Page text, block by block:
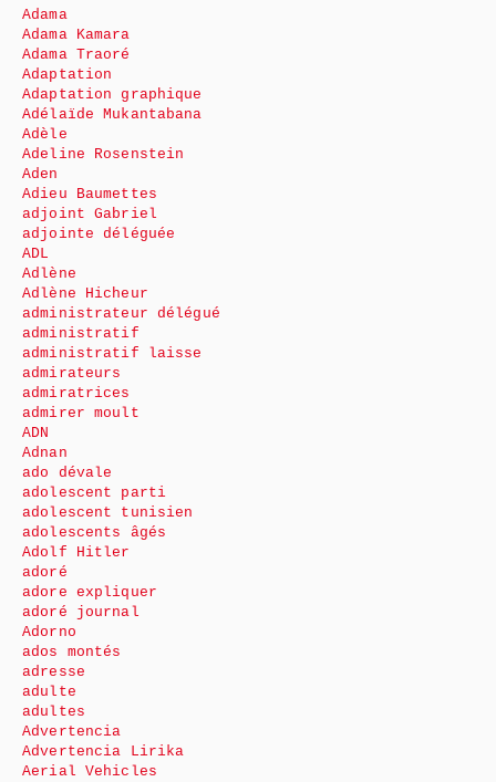
Adama
Adama Kamara
Adama Traoré
Adaptation
Adaptation graphique
Adélaïde Mukantabana
Adèle
Adeline Rosenstein
Aden
Adieu Baumettes
adjoint Gabriel
adjointe déléguée
ADL
Adlène
Adlène Hicheur
administrateur délégué
administratif
administratif laisse
admirateurs
admiratrices
admirer moult
ADN
Adnan
ado dévale
adolescent parti
adolescent tunisien
adolescents âgés
Adolf Hitler
adoré
adore expliquer
adoré journal
Adorno
ados montés
adresse
adulte
adultes
Advertencia
Advertencia Lirika
Aerial Vehicles